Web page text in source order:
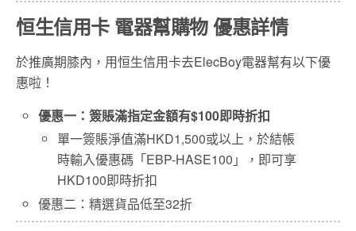
恒生信用卡 電器幫購物 優惠詳情
於推廣期膝內，用恒生信用卡去ElecBoy電器幫有以下優
惠啦！
優惠一：簽賬滿指定金額有$100即時折扣
單一簽賬淨值滿HKD1,500或以上，於結帳
時輸入優惠碼「EBP-HASE100」，即可享
HKD100即時折扣
優惠二：精選貨品低至32折